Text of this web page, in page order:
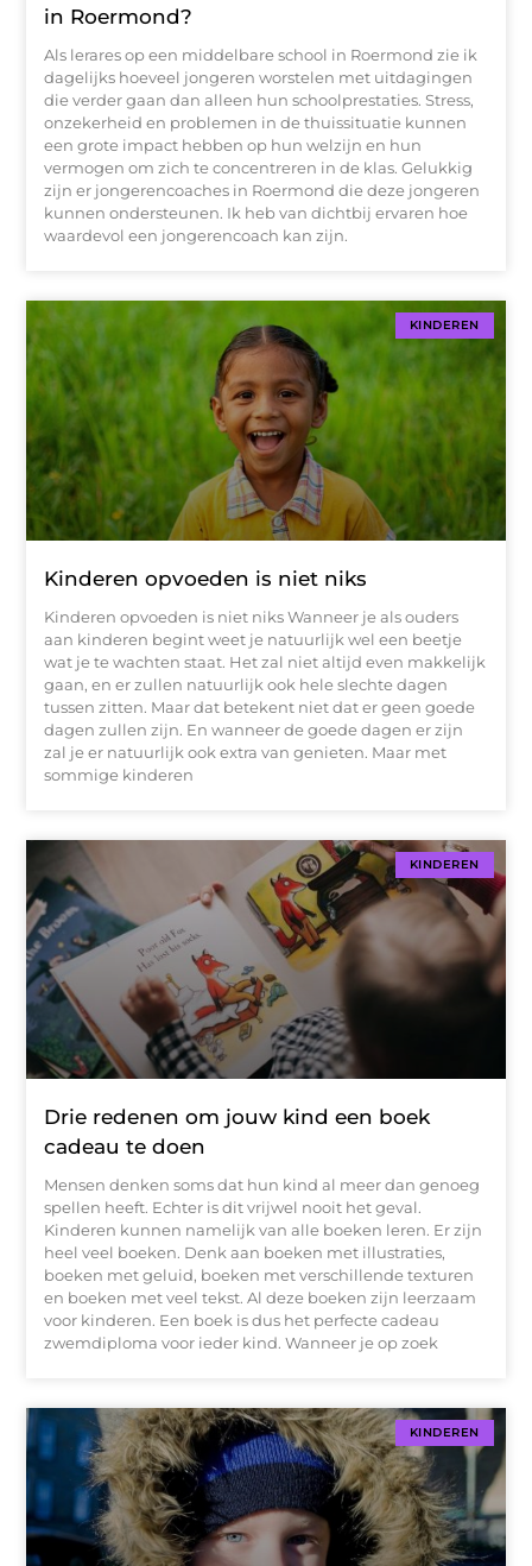
in Roermond?
Als lerares op een middelbare school in Roermond zie ik
dagelijks hoeveel jongeren worstelen met uitdagingen
die verder gaan dan alleen hun schoolprestaties. Stress,
onzekerheid en problemen in de thuissituatie kunnen
een grote impact hebben op hun welzijn en hun
vermogen om zich te concentreren in de klas. Gelukkig
zijn er jongerencoaches in Roermond die deze jongeren
kunnen ondersteunen. Ik heb van dichtbij ervaren hoe
waardevol een jongerencoach kan zijn.
KINDEREN
Kinderen opvoeden is niet niks
Kinderen opvoeden is niet niks Wanneer je als ouders
aan kinderen begint weet je natuurlijk wel een beetje
wat je te wachten staat. Het zal niet altijd even makkelijk
gaan, en er zullen natuurlijk ook hele slechte dagen
tussen zitten. Maar dat betekent niet dat er geen goede
dagen zullen zijn. En wanneer de goede dagen er zijn
zal je er natuurlijk ook extra van genieten. Maar met
sommige kinderen
KINDEREN
Drie redenen om jouw kind een boek
cadeau te doen
Mensen denken soms dat hun kind al meer dan genoeg
spellen heeft. Echter is dit vrijwel nooit het geval.
Kinderen kunnen namelijk van alle boeken leren. Er zijn
heel veel boeken. Denk aan boeken met illustraties,
boeken met geluid, boeken met verschillende texturen
en boeken met veel tekst. Al deze boeken zijn leerzaam
voor kinderen. Een boek is dus het perfecte cadeau
zwemdiploma voor ieder kind. Wanneer je op zoek
KINDEREN